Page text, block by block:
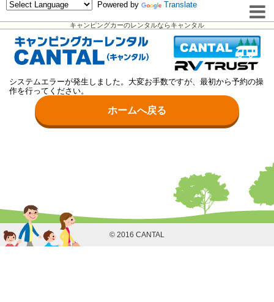
キャンピングカーのレンタルならキャンタル
Powered by Translate
システムエラーが発生しました。大変お手数ですが、最初から予約の操
作を行ってください。
ホームへ戻る
© 2016 CANTAL